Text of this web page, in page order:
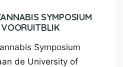
SYMPOSIUM
Symposium
de University of